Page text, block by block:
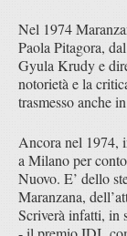
Nel 1974
Paola Pitagora,
Gyula Krudy e
notorietà e la
trasmesso anche
Ancora nel 1974,
a Milano per
Nuovo. E’ dello
Maranzana,
Scriverà infatti, in